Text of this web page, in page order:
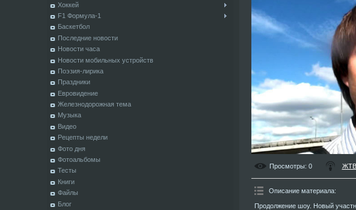
Хоккей
F1 Формула-1
Баскетбол
Последние новости
Новости часа
Новости мобильных устройств
Поэзия-лирика
Праздники
Евровидение
Железнодорожная тема
Музыка
Видео
Рецепты недели
Фото дня
Фотоальбомы
Тесты
Книги
Файлы
Блог
Просмотры: 0 ЖТВ
Описание материала:
Продолжение шоу. Новый